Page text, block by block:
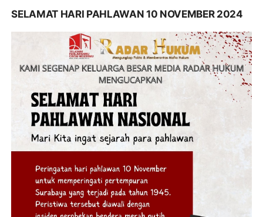
SELAMAT HARI PAHLAWAN 10 NOVEMBER 2024